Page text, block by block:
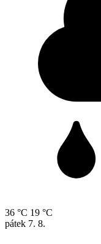
36 °C 19 °C
pátek 7. 8.